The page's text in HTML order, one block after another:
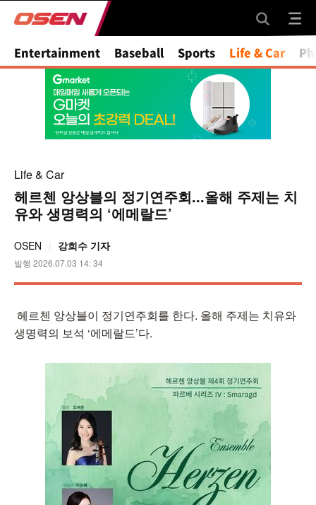
Mute
Entertainment Baseball Sports Life & Car
Life & Car
헤르첸 앙상블의 정기연주회...올해 주제는 치
유와 생명력의 ‘에메랄드’
OSEN 강희수 기자
발행 2026.07.03 14: 34
헤르첸 앙상블이 정기연주회를 한다. 올해 주제는 치유와
생명력의 보석 ‘에메랄드’다.